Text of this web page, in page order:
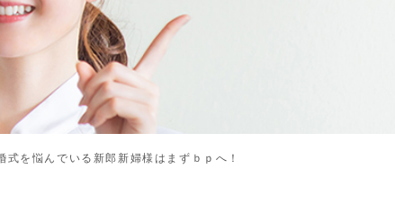
式を悩んでいる新郎新婦様はまずｂｐへ！